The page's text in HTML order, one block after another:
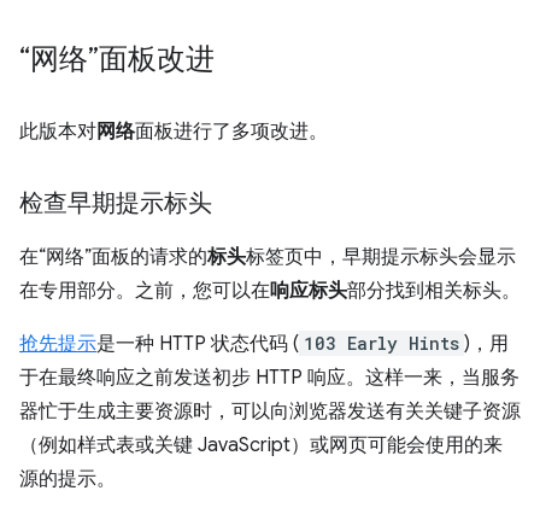
“网络”面板改进
此版本对网络面板进行了多项改进。
检查早期提示标头
在“网络”面板的请求的标头标签页中，早期提示标头会显示
在专用部分。 之前，您可以在响应标头部分找到相关标头。
抢先提示是一种 HTTP 状态代码 ( 103 Early Hints )，用
于在最终响应之前发送初步 HTTP 响应。这样一来，当服务
器忙于生成主要资源时，可以向浏览器发送有关关键子资源
（例如样式表或关键 JavaScript）或网页可能会使用的来
源的提示。